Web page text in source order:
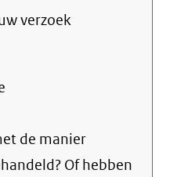
verzoek
de manier
Of hebben